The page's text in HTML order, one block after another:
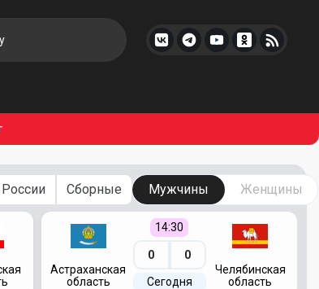
Сборные Мужчины Женщины
Астраханская
область
14:30
0 0
Сегодня
Челябинская
область